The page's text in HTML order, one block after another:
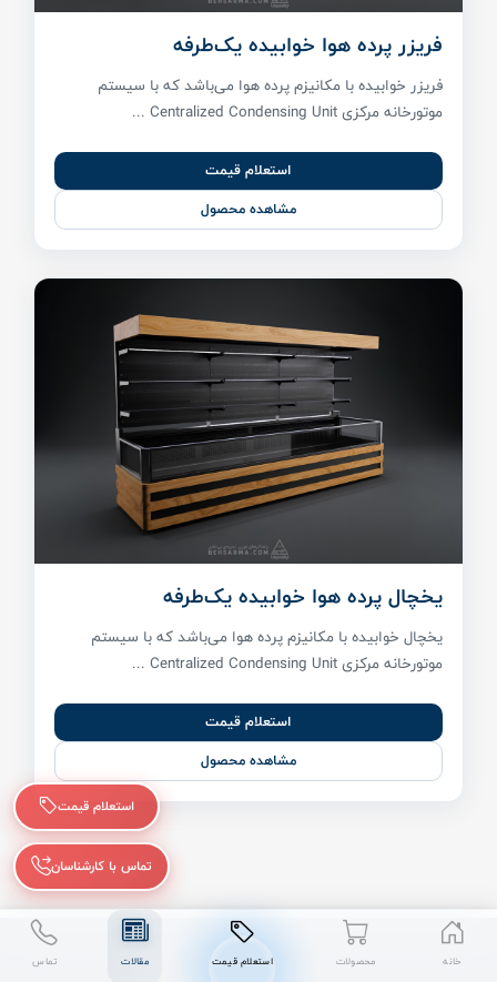
فریزر پرده هوا خوابیده یک‌طرفه
فریزر خوابیده با مکانیزم پرده هوا می‌باشد که با سیستم
موتورخانه مرکزی Centralized Condensing Unit ...
استعلام قیمت
مشاهده محصول
یخچال پرده هوا خوابیده یک‌طرفه
یخچال خوابیده با مکانیزم پرده هوا می‌باشد که با سیستم
موتورخانه مرکزی Centralized Condensing Unit ...
استعلام قیمت
مشاهده محصول
تماس با کارشناسان
استعلام قیمت
خانه محصولات استعلام قیمت مقالات تماس